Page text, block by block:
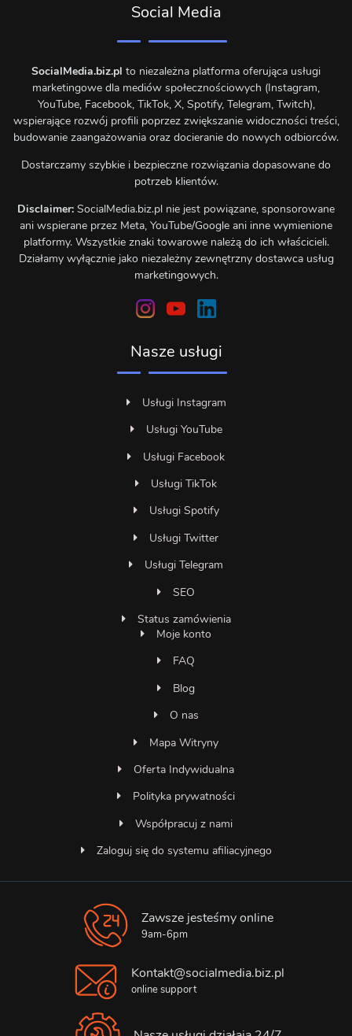
Asystent SocialMedia
Online — odpowiada natychmiast
Social Media
SocialMedia.biz.pl to niezależna platforma oferująca usługi
marketingowe dla mediów społecznościowych (Instagram,
YouTube, Facebook, TikTok, X, Spotify, Telegram, Twitch),
wspierające rozwój profili poprzez zwiększanie widoczności treści,
budowanie zaangażowania oraz docieranie do nowych odbiorców.
Dostarczamy szybkie i bezpieczne rozwiązania dopasowane do
potrzeb klientów.
Disclaimer: SocialMedia.biz.pl nie jest powiązane, sponsorowane
ani wspierane przez Meta, YouTube/Google ani inne wymienione
platformy. Wszystkie znaki towarowe należą do ich właścicieli.
Działamy wyłącznie jako niezależny zewnętrzny dostawca usług
marketingowych.
Nasze usługi
Usługi Instagram
Usługi YouTube
Usługi Facebook
Usługi TikTok
Usługi Spotify
Usługi Twitter
Usługi Telegram
SEO
Status zamówienia
Moje konto
FAQ
Blog
O nas
Mapa Witryny
Oferta Indywidualna
Polityka prywatności
Współpracuj z nami
Zaloguj się do systemu afiliacyjnego
Zawsze jesteśmy online
9am-6pm
Kontakt@socialmedia.biz.pl
online support